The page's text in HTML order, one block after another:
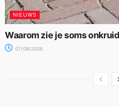
NIEUWS
Waarom zie je soms
07/08/2026